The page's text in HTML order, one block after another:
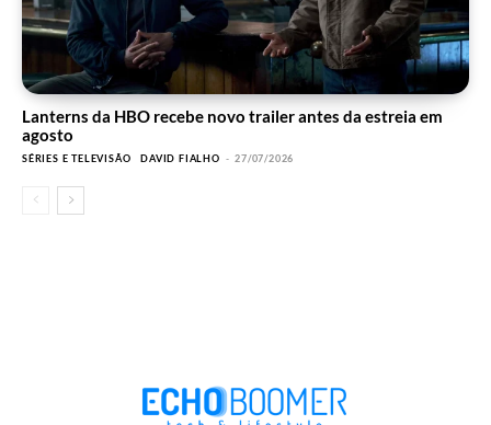
Lanterns da HBO recebe novo trailer antes da estreia em
agosto
SÉRIES E TELEVISÃO DAVID FIALHO - 27/07/2026